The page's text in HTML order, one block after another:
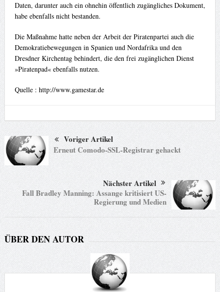
Daten, darunter auch ein ohnehin öffentlich zugängliches Dokument,
habe ebenfalls nicht bestanden.
Die Maßnahme hatte neben der Arbeit der Piratenpartei auch die
Demokratiebewegungen in Spanien und Nordafrika und den
Dresdner Kirchentag behindert, die den frei zugänglichen Dienst
»Piratenpad« ebenfalls nutzen.
Quelle : http://www.gamestar.de
Voriger Artikel
Erneut Comodo-SSL-Registrar gehackt
Nächster Artikel
Fall Bradley Manning: Assange kritisiert US-
Regierung und Medien
ÜBER DEN AUTOR